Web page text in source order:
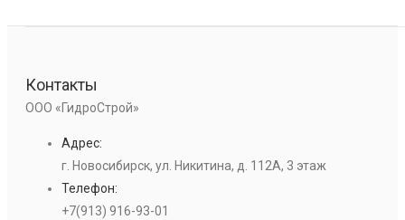
Контакты
ООО «ГидроСтрой»
Адрес:
г. Новосибирск, ул. Никитина, д. 112А, 3 этаж
Телефон:
+7(913) 916-93-01